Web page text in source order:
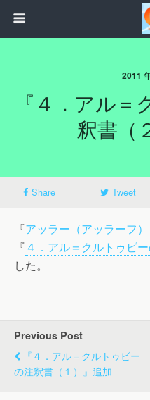
2011
『４．アル
釈書（
Share Tweet
『アッラー（アッラーフ
『４．アル＝クルトゥビー
した。
Previous Post
『４．アル＝クルトゥビー
の注釈書（１）』追加